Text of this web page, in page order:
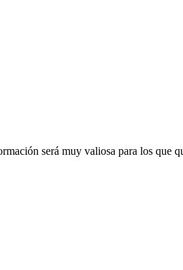
será muy valiosa para los que